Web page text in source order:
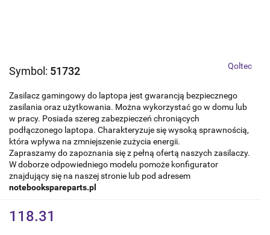
Symbol: 51732 Qoltec
Zasilacz gamingowy do laptopa jest gwarancją bezpiecznego
zasilania oraz użytkowania. Można wykorzystać go w domu lub
w pracy. Posiada szereg zabezpieczeń chroniących
podłączonego laptopa. Charakteryzuje się wysoką sprawnością,
która wpływa na zmniejszenie zużycia energii.
Zapraszamy do zapoznania się z pełną ofertą naszych zasilaczy.
W doborze odpowiedniego modelu pomoże konfigurator
znajdujący się na naszej stronie lub pod adresem
notebookspareparts.pl
118.31